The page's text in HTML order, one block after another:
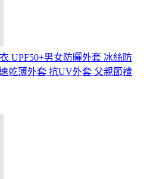
UPF50+男女防曬外套 冰絲防
乾薄外套 抗UV外套 父親節禮